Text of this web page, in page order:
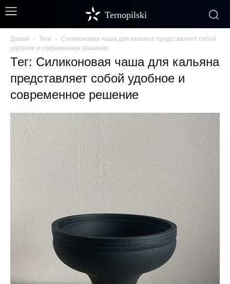
Ternopilski
Домой Теги
Силиконовая чаша для кальяна представляет собой
удобное и современное решение
Тег: Силиконовая чаша для кальяна
представляет собой удобное и
современное решение